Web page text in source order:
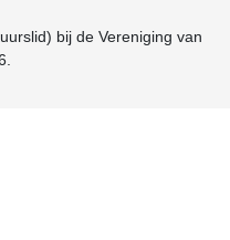
bij de Vereniging van